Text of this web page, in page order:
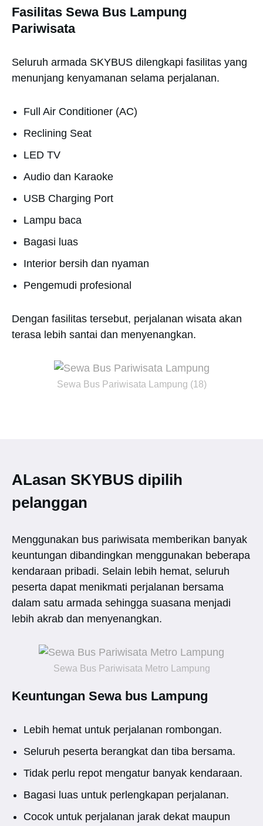
Fasilitas Sewa Bus Lampung
Pariwisata
Seluruh armada SKYBUS dilengkapi fasilitas yang
menunjang kenyamanan selama perjalanan.
Full Air Conditioner (AC)
Reclining Seat
LED TV
Audio dan Karaoke
USB Charging Port
Lampu baca
Bagasi luas
Interior bersih dan nyaman
Pengemudi profesional
Dengan fasilitas tersebut, perjalanan wisata akan
terasa lebih santai dan menyenangkan.
Sewa Bus Pariwisata Lampung (18)
ALasan SKYBUS dipilih
pelanggan
Menggunakan bus pariwisata memberikan banyak
keuntungan dibandingkan menggunakan beberapa
kendaraan pribadi. Selain lebih hemat, seluruh
peserta dapat menikmati perjalanan bersama
dalam satu armada sehingga suasana menjadi
lebih akrab dan menyenangkan.
Sewa Bus Pariwisata Metro Lampung
Keuntungan Sewa bus Lampung
Lebih hemat untuk perjalanan rombongan.
Seluruh peserta berangkat dan tiba bersama.
Tidak perlu repot mengatur banyak kendaraan.
Bagasi luas untuk perlengkapan perjalanan.
Cocok untuk perjalanan jarak dekat maupun